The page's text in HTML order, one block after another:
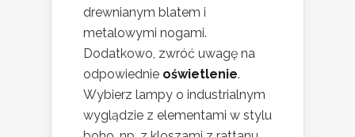
drewnianym blatem i
metalowymi nogami.
Dodatkowo, zwróć uwagę na
odpowiednie oświetlenie.
Wybierz lampy o industrialnym
wyglądzie z elementami w stylu